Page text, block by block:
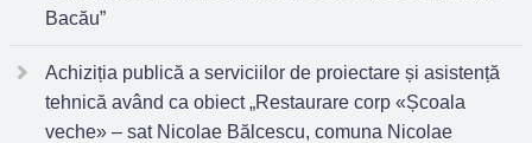
Bacău”
Achiziția publică a serviciilor de proiectare și asistență
tehnică având ca obiect „Restaurare corp «Școala
veche» – sat Nicolae Bălcescu, comuna Nicolae